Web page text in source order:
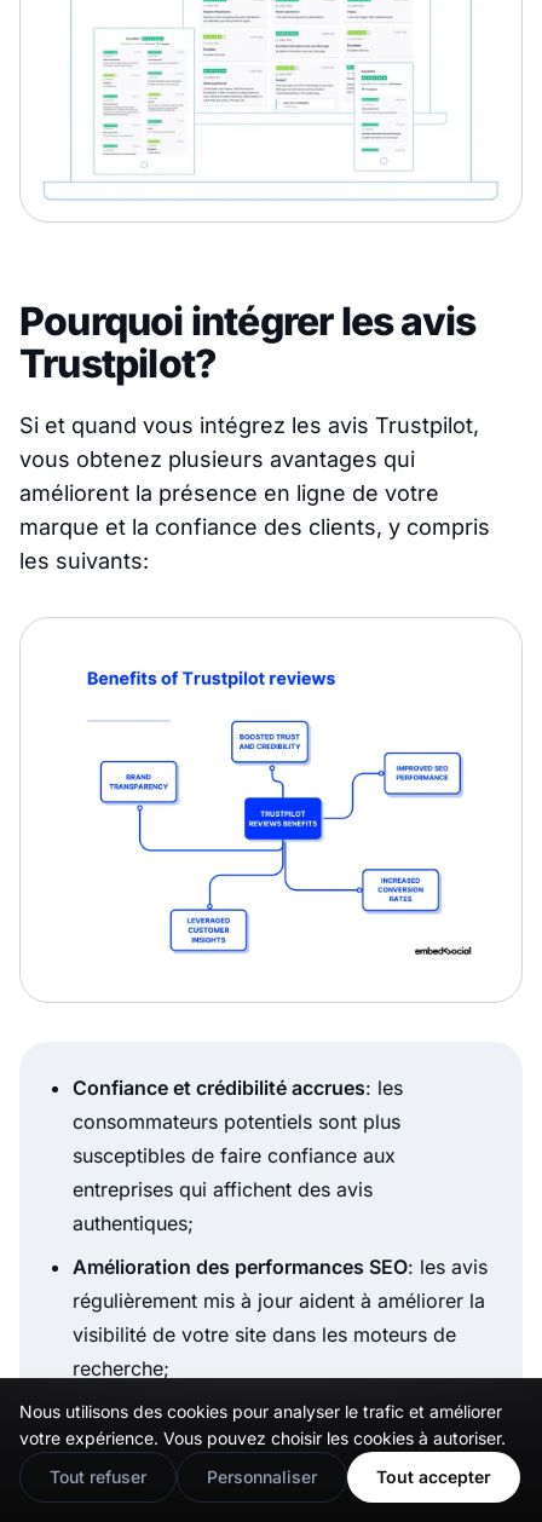
Pourquoi intégrer les avis
Trustpilot?
Si et quand vous intégrez les avis Trustpilot,
vous obtenez plusieurs avantages qui
améliorent la présence en ligne de votre
marque et la confiance des clients, y compris
les suivants:
Confiance et crédibilité accrues: les
consommateurs potentiels sont plus
susceptibles de faire confiance aux
entreprises qui affichent des avis
authentiques;
Amélioration des performances SEO: les avis
régulièrement mis à jour aident à améliorer la
visibilité de votre site dans les moteurs de
recherche;
Augmentation des taux de conversion : la
preuve sociale joue un rôle énorme dans
l’incitation des clients potentiels à prendre
Nous utilisons des cookies pour analyser le trafic et améliorer
votre expérience. Vous pouvez choisir les cookies à autoriser.
Tout refuser
Personnaliser Tout accepter
🇬🇧Would you prefer this site in English?
View in English